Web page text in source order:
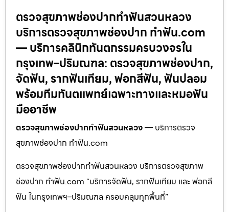
ตรวจสุขภาพช่องปากทำฟันสวนหลวง
บริการตรวจสุขภาพช่องปาก ทำฟัน.com
— บริการคลินิกทันตกรรมครบวงจรใน
กรุงเทพ–ปริมณฑล: ตรวจสุขภาพช่องปาก,
จัดฟัน, รากฟันเทียม, ฟอกสีฟัน, ฟันปลอม
พร้อมทีมทันตแพทย์เฉพาะทางและหมอฟัน
มืออาชีพ
ตรวจสุขภาพช่องปากทำฟันสวนหลวง— บริการตรวจ
สุขภาพช่องปาก ทำฟัน.com
ตรวจสุขภาพช่องปากทำฟันสวนหลวง บริการตรวจสุขภาพ
ช่องปาก ทำฟัน.com “บริการจัดฟัน, รากฟันเทียม และ ฟอกสี
ฟัน ในกรุงเทพฯ–ปริมณฑล ครอบคลุมทุกพื้นที่”